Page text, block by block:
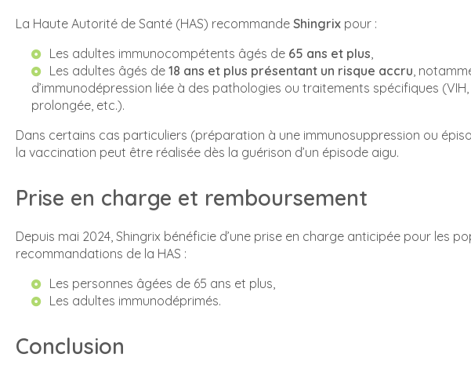
La Haute Autorité de Santé (HAS) recommande Shingrix pour :
Les adultes immunocompétents âgés de 65 ans et plus,
Les adultes âgés de 18 ans et plus présentant un risque accru,
d’immunodépression liée à des pathologies ou traitements spécifiques
prolongée, etc.).
Dans certains cas particuliers (préparation à une immunosuppression ou
la vaccination peut être réalisée dès la guérison d’un épisode aigu.
Prise en charge et remboursement
Depuis mai 2024, Shingrix bénéficie d’une prise en charge anticipée pour les
recommandations de la HAS :
Les personnes âgées de 65 ans et plus,
Les adultes immunodéprimés.
Conclusion